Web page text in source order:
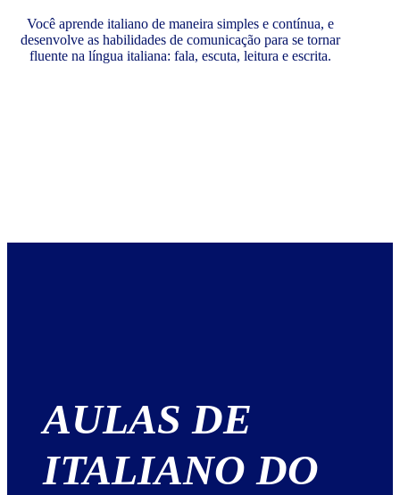
Você aprende italiano de maneira simples e contínua, e
desenvolve as habilidades de comunicação para se tornar
fluente na língua italiana: fala, escuta, leitura e escrita.
AULAS DE
ITALIANO DO